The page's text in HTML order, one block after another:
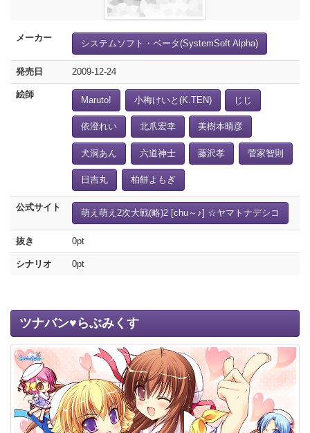
メーカー
システムソフト・ベータ(SystemSoft Alpha)
発売日 2009-12-24
絵師
Maruto! 小梅けいと(K.TEN) じじ
依澄れい 北爪宏幸 美樹本晴彦
犬洞あん 六道神士 藤沢孝 菅家智則
日吉丸 柏餅よもぎ
公式サイト
萌え萌え2次大戦(略)2 [chu～♪] ☆ヤマトナデシコ
抜き 0pt
シナリオ 0pt
ツナバン♥らぶみくす